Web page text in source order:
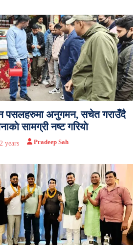
पसलहरुमा अनुगमन, सचेत गराउँदै
सामग्री नष्ट गरियाे
2 years Pradeep Sah